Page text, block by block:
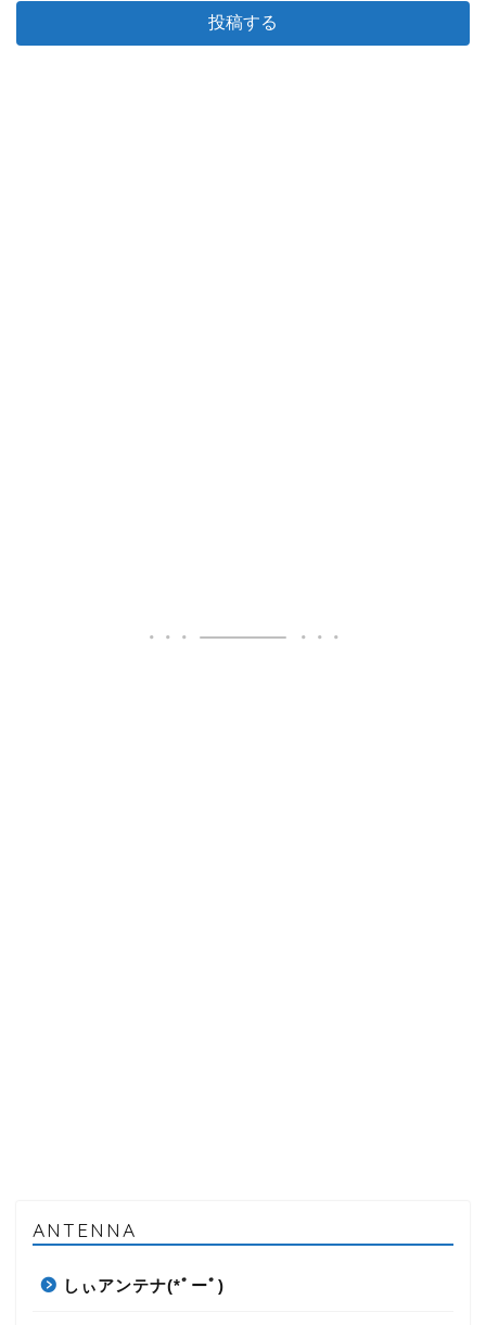
ANTENNA
しぃアンテナ(*ﾟーﾟ)